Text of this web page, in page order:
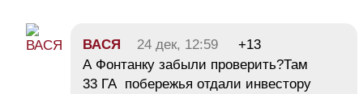
ВАСЯ 24 дек, 12:59
+13
А Фонтанку забыли проверить?Там
33 ГА побережья отдали инвестору